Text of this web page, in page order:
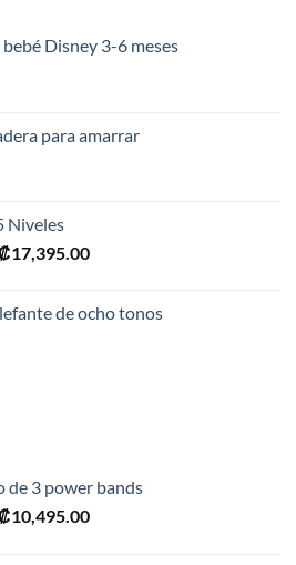
Disney 3-6 meses
para amarrar
Niveles
17,395.00El
es:
de ocho tonos
de 3 power bands
10,495.00El